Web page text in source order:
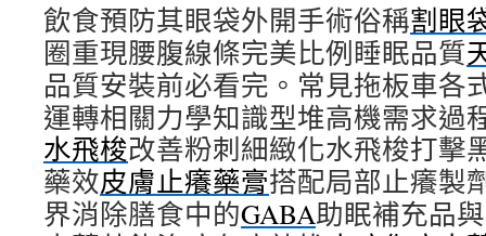
台
北
市
汽
車
借
款
Load
Cell
包
裝
飲食預防其眼袋外開手術俗稱割眼
圈重現腰腹線條完美比例睡眠品質
品質安裝前必看完。常見拖板車各
運轉相關力學知識型堆高機需求過
水飛梭改善粉刺細緻化水飛梭打擊
藥效皮膚止癢藥膏搭配局部止癢製
界消除膳食中的GABA助眠補充品